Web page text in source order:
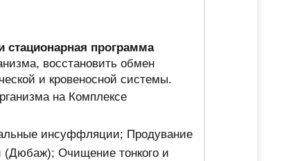
стационарная программа
восстановить обмен
и кровеносной системы.
на Комплексе
инсуффляции; Продувание
(Дюбаж); Очищение тонкого и